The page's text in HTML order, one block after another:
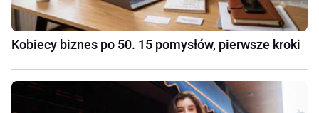
Kobiecy biznes po 50. 15 pomysłów, pierwsze kroki